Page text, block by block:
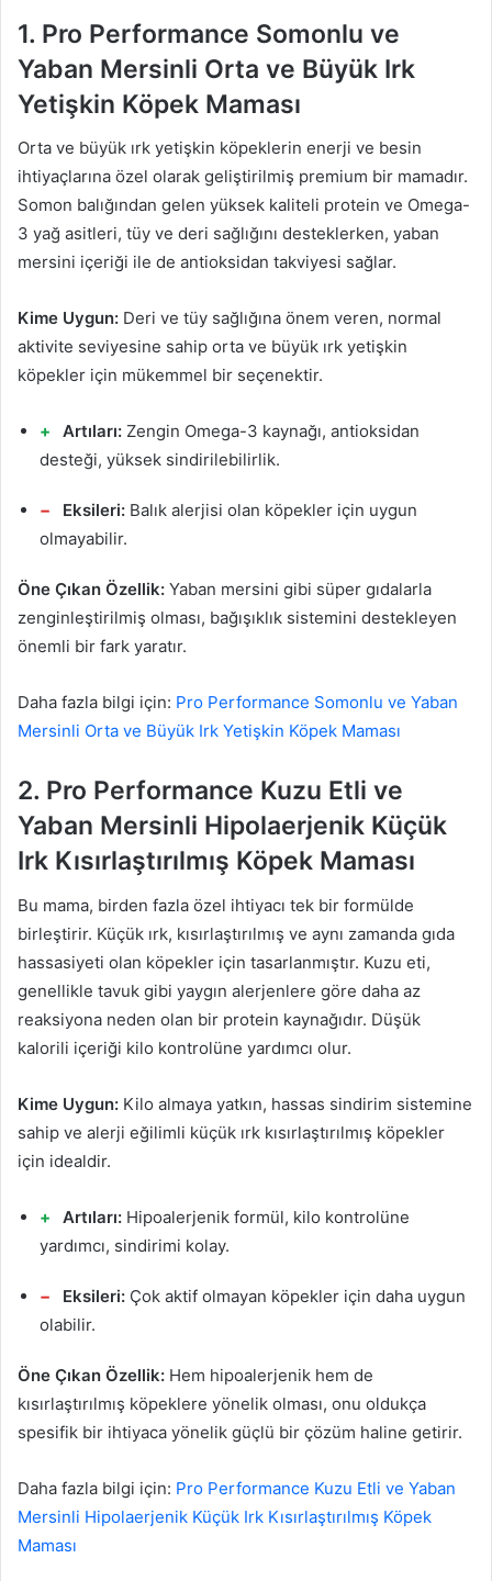
1. Pro Performance Somonlu ve
Yaban Mersinli Orta ve Büyük Irk
Yetişkin Köpek Maması
Orta ve büyük ırk yetişkin köpeklerin enerji ve besin
ihtiyaçlarına özel olarak geliştirilmiş premium bir mamadır.
Somon balığından gelen yüksek kaliteli protein ve Omega-
3 yağ asitleri, tüy ve deri sağlığını desteklerken, yaban
mersini içeriği ile de antioksidan takviyesi sağlar.
Kime Uygun: Deri ve tüy sağlığına önem veren, normal
aktivite seviyesine sahip orta ve büyük ırk yetişkin
köpekler için mükemmel bir seçenektir.
Artıları: Zengin Omega-3 kaynağı, antioksidan
desteği, yüksek sindirilebilirlik.
Eksileri: Balık alerjisi olan köpekler için uygun
olmayabilir.
Öne Çıkan Özellik: Yaban mersini gibi süper gıdalarla
zenginleştirilmiş olması, bağışıklık sistemini destekleyen
önemli bir fark yaratır.
Daha fazla bilgi için: Pro Performance Somonlu ve Yaban
Mersinli Orta ve Büyük Irk Yetişkin Köpek Maması
2. Pro Performance Kuzu Etli ve
Yaban Mersinli Hipolaerjenik Küçük
Irk Kısırlaştırılmış Köpek Maması
Bu mama, birden fazla özel ihtiyacı tek bir formülde
birleştirir. Küçük ırk, kısırlaştırılmış ve aynı zamanda gıda
hassasiyeti olan köpekler için tasarlanmıştır. Kuzu eti,
genellikle tavuk gibi yaygın alerjenlere göre daha az
reaksiyona neden olan bir protein kaynağıdır. Düşük
kalorili içeriği kilo kontrolüne yardımcı olur.
Kime Uygun: Kilo almaya yatkın, hassas sindirim sistemine
sahip ve alerji eğilimli küçük ırk kısırlaştırılmış köpekler
için idealdir.
Artıları: Hipoalerjenik formül, kilo kontrolüne
yardımcı, sindirimi kolay.
Eksileri: Çok aktif olmayan köpekler için daha uygun
olabilir.
Öne Çıkan Özellik: Hem hipoalerjenik hem de
kısırlaştırılmış köpeklere yönelik olması, onu oldukça
spesifik bir ihtiyaca yönelik güçlü bir çözüm haline getirir.
Daha fazla bilgi için: Pro Performance Kuzu Etli ve Yaban
Mersinli Hipolaerjenik Küçük Irk Kısırlaştırılmış Köpek
Maması